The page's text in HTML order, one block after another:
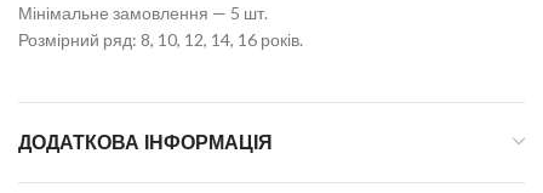
Мінімальне замовлення — 5 шт.
Розмірний ряд: 8, 10, 12, 14, 16 років.
ДОДАТКОВА ІНФОРМАЦІЯ